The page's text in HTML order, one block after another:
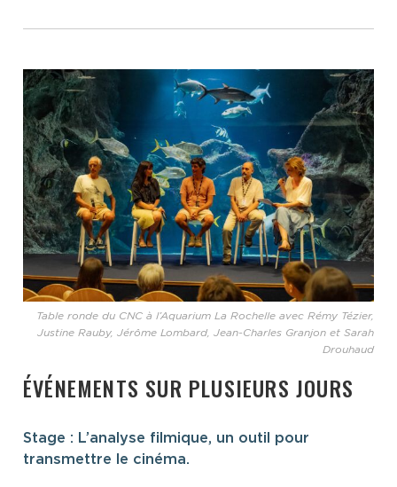
Table ronde du CNC à l’Aquarium La Rochelle avec Rémy Tézier,
Justine Rauby, Jérôme Lombard, Jean-Charles Granjon et Sarah
Drouhaud
ÉVÉNEMENTS SUR PLUSIEURS JOURS
Stage : L’analyse filmique, un outil pour
transmettre le cinéma.